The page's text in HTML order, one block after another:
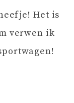
Het is
verwen ik